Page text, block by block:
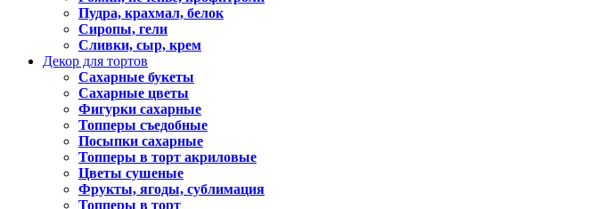
Пудра, крахмал, белок
Сиропы, гели
Сливки, сыр, крем
Декор для тортов
Сахарные букеты
Сахарные цветы
Фигурки сахарные
Топперы съедобные
Посыпки сахарные
Топперы в торт акриловые
Цветы сушеные
Фрукты, ягоды, сублимация
Топперы в торт